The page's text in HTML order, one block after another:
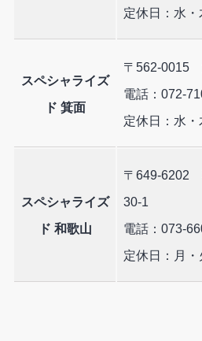
定休日：水・
スペシャライズ
ド 箕面
〒562-0015
電話：072-
定休日：水・
スペシャライズ
ド 和歌山
〒649-6202
30-1
電話：073-
定休日：月・